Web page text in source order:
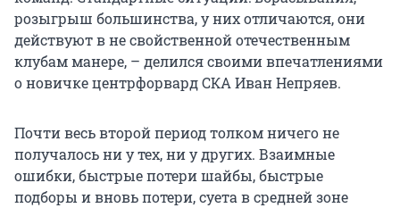
розыгрыш большинства, у них отличаются, они
действуют в не свойственной отечественным
клубам манере, – делился своими впечатлениями
о новичке центрфорвард СКА Иван Непряев.
Почти весь второй период толком ничего не
получалось ни у тех, ни у других. Взаимные
ошибки, быстрые потери шайбы, быстрые
подборы и вновь потери, суета в средней зоне